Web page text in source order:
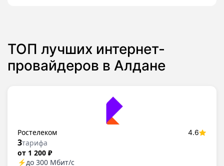
ТОП лучших интернет-
провайдеров в Алдане
Ростелеком 4.6
3тарифа
от 1 200 ₽
⚡до 300 Мбит/с